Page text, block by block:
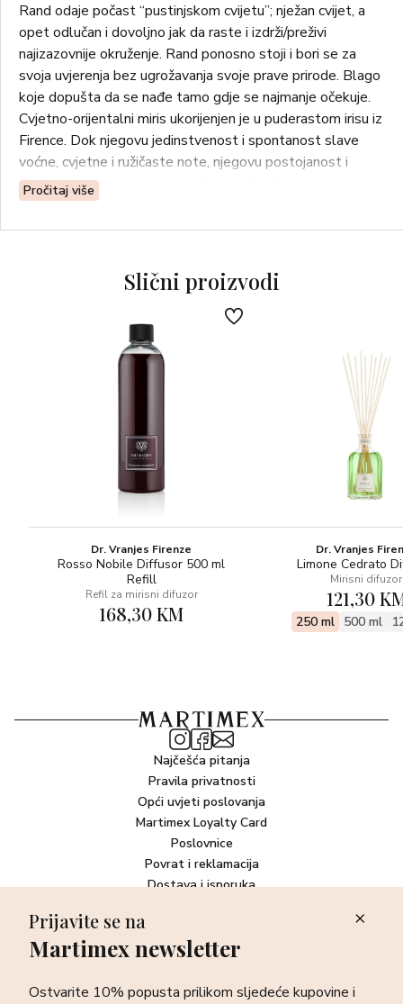
Rand odaje počast “pustinjskom cvijetu”; nježan cvijet, a
opet odlučan i dovoljno jak da raste i izdrži/preživi
najizazovnije okruženje. Rand ponosno stoji i bori se za
svoja uvjerenja bez ugrožavanja svoje prave prirode. Blago
koje dopušta da se nađe tamo gdje se najmanje očekuje.
Cvjetno-orijentalni miris ukorijenjen je u puderastom irisu iz
Firence. Dok njegovu jedinstvenost i spontanost slave
voćne, cvjetne i ružičaste note, njegovu postojanost i
dostojanstvo ponovno potvrđuje moćna, čvrsta i bogata
sandalovina iz Indonezije.
GORNJE NOTE: zumbul, ananas, ružičasti papar
NOTE SRCA: ylang ylang, iris iz Firence
BAZNE NOTE: pačuli, benzoin rezinoid, sandalovina iz
Pročitaj više
Slični proizvodi
Dr. Vranjes Firenze
Rosso Nobile Diffusor 500 ml
Refill
Refil za mirisni difuzor
168,30 KM
Dr. Vranjes
Limone Cedrato
Mirisni difuzor
121,30
250 ml 500 ml
Najčešća pitanja
Pravila privatnosti
Opći uvjeti poslovanja
Martimex Loyalty Card
Poslovnice
Povrat i reklamacija
Dostava i isporuka
Newsletter
sve o najnovijim proizvodima, akcijskim i ekskluzivnim
Prijavite se na
Martimex newsletter
Ostvarite 10% popusta prilikom sljedeće kupovine i